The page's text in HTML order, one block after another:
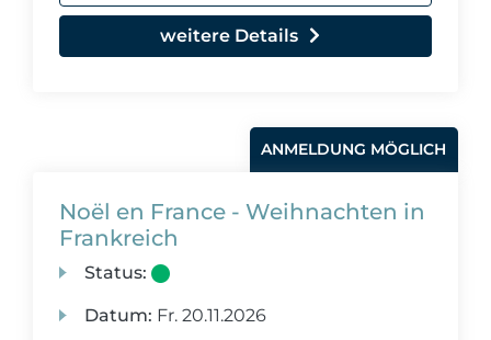
weitere Details
ANMELDUNG MÖGLICH
Noël en France - Weihnachten in
Frankreich
Status:
Datum: Fr. 20.11.2026